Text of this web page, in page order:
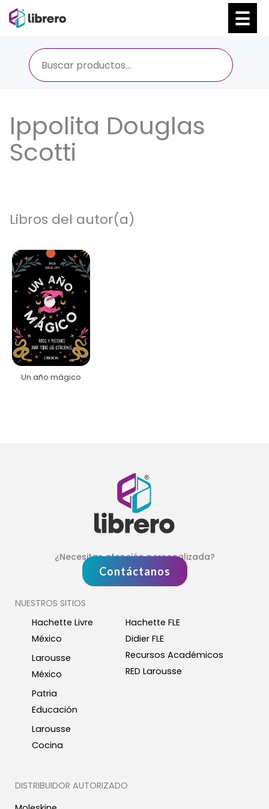
Ippolita Douglas
Scotti
Libros del autor(a)
Un año mágico
¿Necesitas atención personalizada?
Contáctanos
NUESTROS SITIOS
Hachette Livre
México
Larousse
México
Patria
Educación
Larousse
Cocina
Hachette FLE
Didier FLE
Recursos Académicos
RED Larousse
DISTRIBUIDOR AUTORIZADO